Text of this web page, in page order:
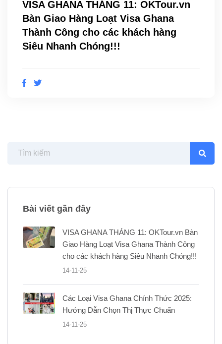
VISA GHANA THÁNG 11: OKTour.vn
Bàn Giao Hàng Loạt Visa Ghana
Thành Công cho các khách hàng
Siêu Nhanh Chóng!!!
Bài viết gần đây
VISA GHANA THÁNG 11: OKTour.vn Bàn
Giao Hàng Loạt Visa Ghana Thành Công
cho các khách hàng Siêu Nhanh Chóng!!!
14-11-25
Các Loại Visa Ghana Chính Thức 2025:
Hướng Dẫn Chọn Thị Thực Chuẩn
14-11-25